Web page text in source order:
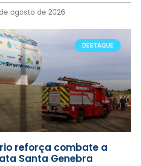
agosto de 2026
DESTAQUE
reforça combate a
Santa Genebra